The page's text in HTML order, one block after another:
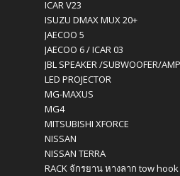
ICAR V23
ISUZU DMAX MUX 20+
JAECOO 5
JAECOO 6 / ICAR 03
JBL SPEAKER /SUBWOOFER/AMP
LED PROJECTOR
MG-MAXUS
MG4
MITSUBISHI XFORCE
NISSAN
NISSAN TERRA
RACK จักรยาน หางลาก tow hook